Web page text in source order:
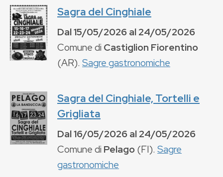
Sagra del Cinghiale
Dal15/05/2026al24/05/2026
Comune di Castiglion Fiorentino
(AR). Sagre gastronomiche
Sagra del Cinghiale, Tortelli e
Grigliata
Dal16/05/2026al24/05/2026
Comune di Pelago(FI). Sagre
gastronomiche